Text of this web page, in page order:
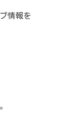
情報を